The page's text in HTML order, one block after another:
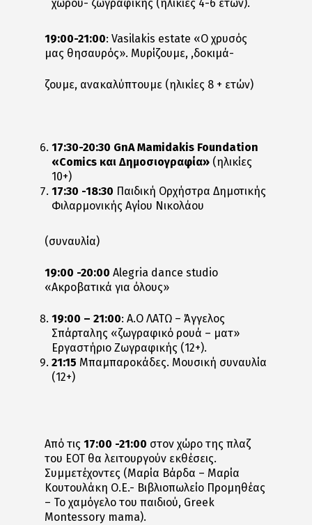
χώρου- ζωγραφικής (ηλικίες 4-6 ετών).
19:00-21:00: Vasilakis estate «Ο χρυσός
μας θησαυρός». Μυρίζουμε, ,δοκιμά-
ζουμε, ανακαλύπτουμε (ηλικίες 8 + ετών)
17:30-20:30 GnA Mamidakis Foundation
«Comics και Δημοσιογραφία» (ηλικίες
10+)
17:30 -18:30 Παιδική Ορχήστρα Δημοτικής
Φιλαρμονικής Αγίου Νικολάου
(συναυλία)
19:00 -20:00 Alegria dance studio
«Ακροβατικά για όλους»
19:00 – 21:00: Α.Ο ΛΑΤΩ – Άγγελος
Σπάρταλης «ζωγραφικό ρουά – ματ»
Εργαστήριο Ζωγραφικής (12+).
21:15 Μπαμπαροκάδες. Μουσική συναυλία
(12+)
Από τις 17:00 -21:00 στον χώρο της πλαζ
του ΕΟΤ θα λειτουργούν εκθέσεις.
Συμμετέχοντες (Μαρία Βάρδα – Μαρία
Κουτουλάκη Ο.Ε.- Βιβλιοπωλείο Προμηθέας
– Το χαμόγελο του παιδιού, Greek
Montessory mama).